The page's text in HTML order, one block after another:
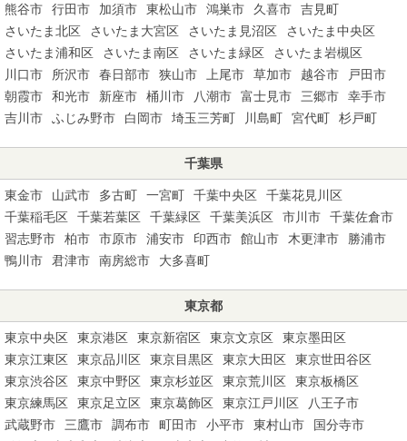
熊谷市 行田市 加須市 東松山市 鴻巣市 久喜市
吉見町
さいたま北区
さいたま大宮区 さいたま見沼区
さいたま中央区
さいたま浦和区
さいたま南区 さいたま緑区
さいたま岩槻区
川口市
所沢市 春日部市 狭山市 上尾市 草加市 越谷市
戸田市
朝霞市
和光市 新座市 桶川市 八潮市 富士見市 三郷市
幸手市
吉川市
ふじみ野市 白岡市 埼玉三芳町 川島町 宮代町 杉戸町
千葉県
東金市 山武市 多古町 一宮町 千葉中央区
千葉花見川区
千葉稲毛区
千葉若葉区 千葉緑区 千葉美浜区 市川市
千葉佐倉市
習志野市
柏市 市原市 浦安市 印西市 館山市 木更津市
勝浦市
鴨川市
君津市 南房総市 大多喜町
東京都
東京中央区 東京港区 東京新宿区 東京文京区
東京墨田区
東京江東区
東京品川区 東京目黒区 東京大田区
東京世田谷区
東京渋谷区
東京中野区 東京杉並区 東京荒川区
東京板橋区
東京練馬区
東京足立区 東京葛飾区 東京江戸川区
八王子市
武蔵野市
三鷹市 調布市 町田市 小平市 東村山市
国分寺市